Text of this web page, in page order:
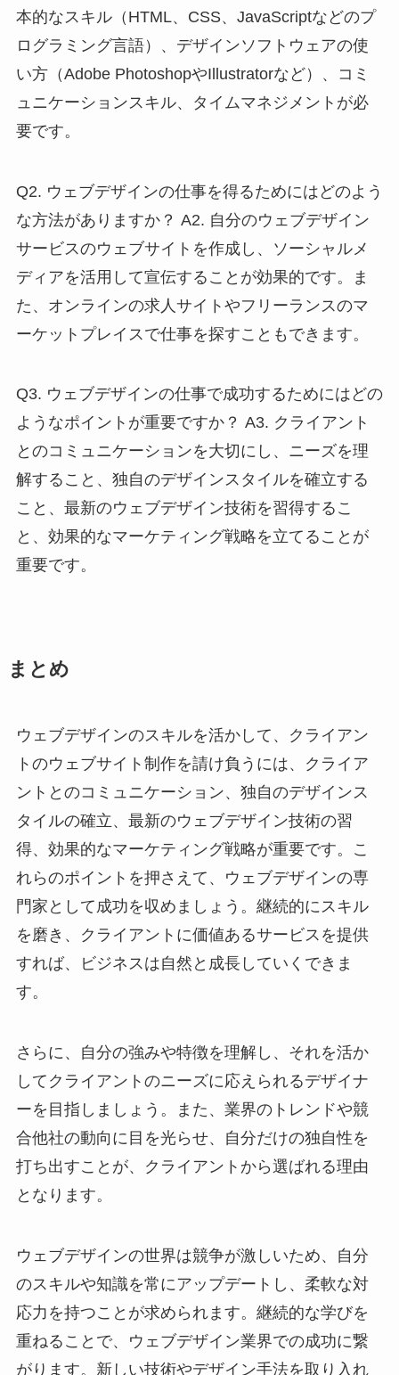
本的なスキル（HTML、CSS、JavaScriptなどのプ
ログラミング言語）、デザインソフトウェアの使
い方（Adobe PhotoshopやIllustratorなど）、コミ
ュニケーションスキル、タイムマネジメントが必
要です。
Q2. ウェブデザインの仕事を得るためにはどのよう
な方法がありますか？ A2. 自分のウェブデザイン
サービスのウェブサイトを作成し、ソーシャルメ
ディアを活用して宣伝することが効果的です。ま
た、オンラインの求人サイトやフリーランスのマ
ーケットプレイスで仕事を探すこともできます。
Q3. ウェブデザインの仕事で成功するためにはどの
ようなポイントが重要ですか？ A3. クライアント
とのコミュニケーションを大切にし、ニーズを理
解すること、独自のデザインスタイルを確立する
こと、最新のウェブデザイン技術を習得するこ
と、効果的なマーケティング戦略を立てることが
重要です。
まとめ
ウェブデザインのスキルを活かして、クライアン
トのウェブサイト制作を請け負うには、クライア
ントとのコミュニケーション、独自のデザインス
タイルの確立、最新のウェブデザイン技術の習
得、効果的なマーケティング戦略が重要です。こ
れらのポイントを押さえて、ウェブデザインの専
門家として成功を収めましょう。継続的にスキル
を磨き、クライアントに価値あるサービスを提供
すれば、ビジネスは自然と成長していくできま
す。
さらに、自分の強みや特徴を理解し、それを活か
してクライアントのニーズに応えられるデザイナ
ーを目指しましょう。また、業界のトレンドや競
合他社の動向に目を光らせ、自分だけの独自性を
打ち出すことが、クライアントから選ばれる理由
となります。
ウェブデザインの世界は競争が激しいため、自分
のスキルや知識を常にアップデートし、柔軟な対
応力を持つことが求められます。継続的な学びを
重ねることで、ウェブデザイン業界での成功に繋
がります。新しい技術やデザイン手法を取り入れ